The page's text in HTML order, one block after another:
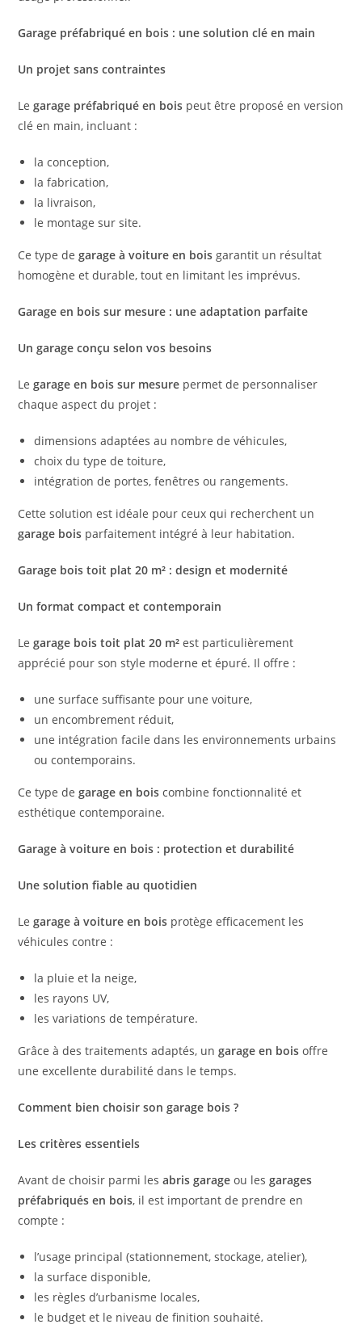
Garage préfabriqué en bois : une solution clé en main
Un projet sans contraintes
Legarage préfabriqué en bois peut être proposé en version
clé en main, incluant :
la conception,
la fabrication,
la livraison,
le montage sur site.
Ce type degarage à voiture en bois garantit un résultat
homogène et durable, tout en limitant les imprévus.
Garage en bois sur mesure : une adaptation parfaite
Un garage conçu selon vos besoins
Legarage en bois sur mesure permet de personnaliser
chaque aspect du projet :
dimensions adaptées au nombre de véhicules,
choix du type de toiture,
intégration de portes, fenêtres ou rangements.
Cette solution est idéale pour ceux qui recherchent un
garage bois parfaitement intégré à leur habitation.
Garage bois toit plat 20 m² : design et modernité
Un format compact et contemporain
Legarage bois toit plat 20 m² est particulièrement
apprécié pour son style moderne et épuré. Il offre :
une surface suffisante pour une voiture,
un encombrement réduit,
une intégration facile dans les environnements urbains
ou contemporains.
Ce type degarage en bois combine fonctionnalité et
esthétique contemporaine.
Garage à voiture en bois : protection et durabilité
Une solution fiable au quotidien
Legarage à voiture en bois protège efficacement les
véhicules contre :
la pluie et la neige,
les rayons UV,
les variations de température.
Grâce à des traitements adaptés, ungarage en bois offre
une excellente durabilité dans le temps.
Comment bien choisir son garage bois ?
Les critères essentiels
Avant de choisir parmi lesabris garage ou lesgarages
préfabriqués en bois, il est important de prendre en
compte :
l’usage principal (stationnement, stockage, atelier),
la surface disponible,
les règles d’urbanisme locales,
le budget et le niveau de finition souhaité.